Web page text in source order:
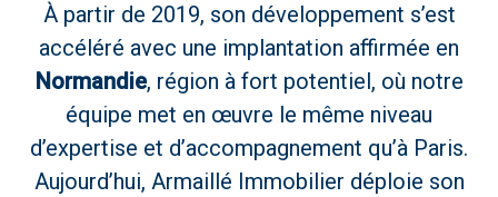
À partir de 2019, son développement s’est
accéléré avec une implantation affirmée en
Normandie, région à fort potentiel, où notre
équipe met en œuvre le même niveau
d’expertise et d’accompagnement qu’à Paris.
Aujourd’hui, Armaillé Immobilier déploie son